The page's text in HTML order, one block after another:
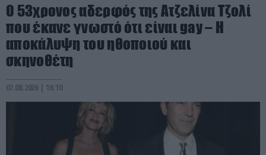
Ο 53χρονος αδερφός της Ατζελίνα Τζολί
που έκανε γνωστό ότι είναι gay – Η
αποκάλυψη του ηθοποιού και
σκηνοθέτη
07.08.2026 | 16:10